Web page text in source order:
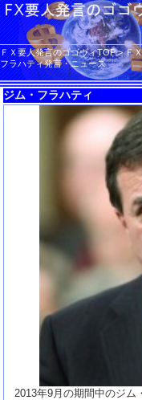
ＦＸ要人発言のゴゴヴィTOP>Ｆ
フラハティ発言・ニュース
ジム・フラハティ
2013年9月の期間中のジム